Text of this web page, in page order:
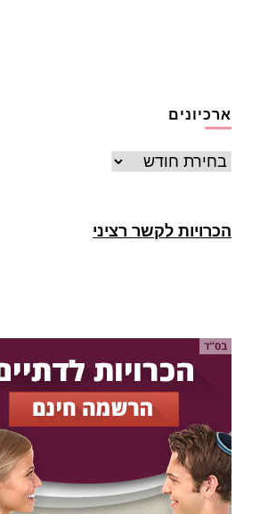
ארכיונים
ארכיונים
הכרויות לקשר רציני